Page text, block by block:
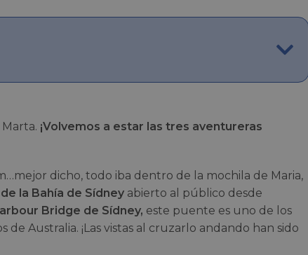
¡Volvemos a estar las tres aventureras
dicho, todo iba dentro de la mochila de Maria,
la Bahía de Sídney abierto al público desde
Bridge de Sídney, este puente es uno de los
de Australia. ¡Las vistas al cruzarlo andando han sido